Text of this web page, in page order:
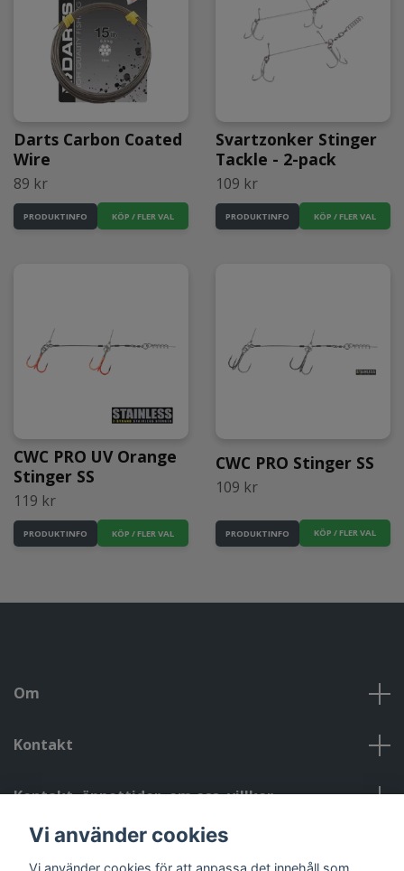
Darts Carbon Coated
Wire
89 kr
PRODUKTINFO KÖP / FLER VAL
Svartzonker Stinger
Tackle - 2-pack
109 kr
PRODUKTINFO KÖP / FLER VAL
CWC PRO UV Orange
Stinger SS
119 kr
PRODUKTINFO KÖP / FLER VAL
CWC PRO Stinger SS
109 kr
PRODUKTINFO KÖP / FLER VAL
Om
Kontakt
Kontakt, öppettider, om oss, villkor
Sociala medier
Vi använder cookies
Vi använder cookies för att anpassa det innehåll som